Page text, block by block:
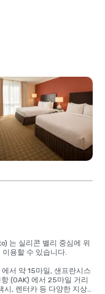
는 실리콘 밸리 중심에 위
용할 수 있습니다.
서 약 15마일, 샌프란시스
(OAK) 에서 25마일 거리
시, 렌터카 등 다양한 지상